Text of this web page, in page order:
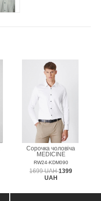
Сорочка чоловіча
MEDICINE
RW24-KDM090
1699 UAH1399
UAH